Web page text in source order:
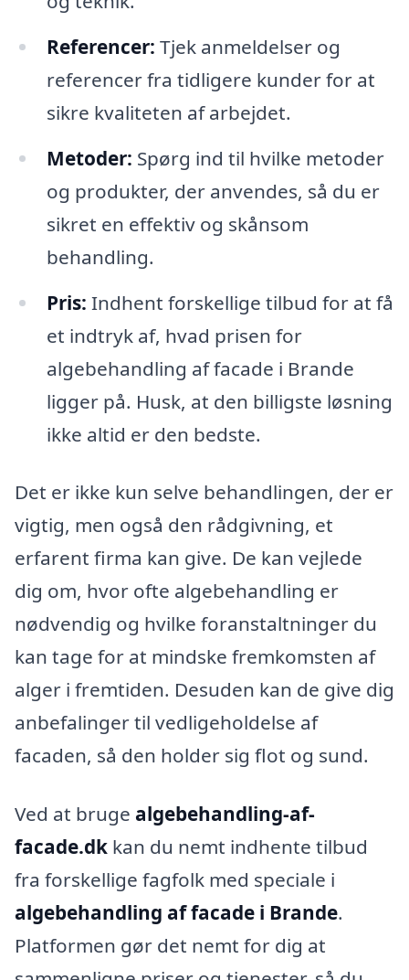
Referencer: Tjek anmeldelser og
referencer fra tidligere kunder for at
sikre kvaliteten af arbejdet.
Metoder: Spørg ind til hvilke metoder
og produkter, der anvendes, så du er
sikret en effektiv og skånsom
behandling.
Pris: Indhent forskellige tilbud for at få
et indtryk af, hvad prisen for
algebehandling af facade i Brande
ligger på. Husk, at den billigste løsning
ikke altid er den bedste.
Det er ikke kun selve behandlingen, der er
vigtig, men også den rådgivning, et
erfarent firma kan give. De kan vejlede
dig om, hvor ofte algebehandling er
nødvendig og hvilke foranstaltninger du
kan tage for at mindske fremkomsten af
alger i fremtiden. Desuden kan de give dig
anbefalinger til vedligeholdelse af
facaden, så den holder sig flot og sund.
Ved at bruge algebehandling-af-
facade.dk kan du nemt indhente tilbud
fra forskellige fagfolk med speciale i
algebehandling af facade i Brande.
Platformen gør det nemt for dig at